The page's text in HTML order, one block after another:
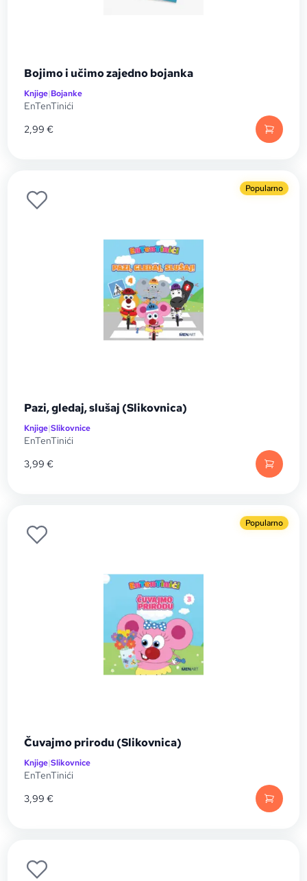
Bojimo i učimo zajedno bojanka
Knjige|Bojanke
EnTenTinići
2,99€
Popularno
Pazi, gledaj, slušaj (Slikovnica)
Knjige|Slikovnice
EnTenTinići
3,99€
Popularno
Čuvajmo prirodu (Slikovnica)
Knjige|Slikovnice
EnTenTinići
3,99€